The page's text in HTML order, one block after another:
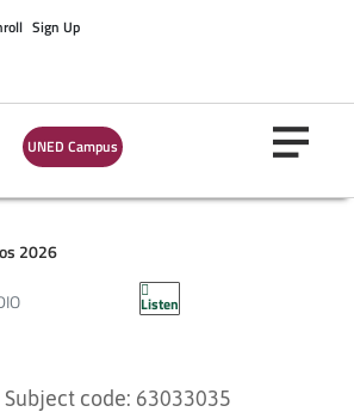
Sign Up
UNED Campus
2026
Listen
DEL
NATURAL,
Y CULTURAL
Subject code: 63033035